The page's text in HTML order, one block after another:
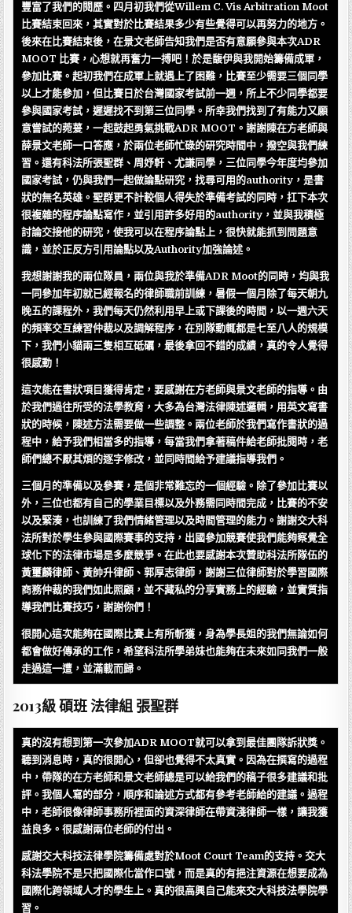
豐富了我們的閱歷。四月初我們從Willem C. Vis Arbitration Moot
比賽結束回來，其實對於比賽結果多少有些覺得可以再努力的地方。
後來在比賽結束後，在景文老師告知我們是否有意願參與本次ADR
MOOT 比賽，心想就再奮力一搏吧！於是馥伊與我開始籌備成軍，
參加比賽。起初我們在成軍上就遇上了困難，比賽至少需要三個同學
以上才能參加，但比賽日於台灣國家考試前一週，所上不少同學都要
參與國家考試，遲遲找不到第三位同學。所幸我們找到了有能力又願
意嘗試的菀萲，一起鼓起勇氣挑戰ADR MOOT。謝謝陳在方老師與
薛景文老師一口答應，於兩位老師忙碌的研究時間中，撥空與我們練
習。還有科法所張聖群、周妤軒、尤謙同學，三位同學今年度均參加
國家考試，仍與我們一起做論點研究，找尋可用的authority，是書
狀的無名英雄。聖群更不計較個人得失於準備考試的同時，扛下本次
很複雜的程序論點寫作，並引用許多好用的authority，並與我積極
討論交接他的研究，使我可以在程序論點上，很快就能抓到問題意
識，並於正反方引用論點以及Authority加強論述。
我想謝謝我的兩位隊員，兩位與我於準備ADR Moot的同時，均與我
一同參加年初就已經報名的律師職前訓練，暑假一個月除了每天朝九
晚五的課程外，我們每天仍然利用早上或下課後的時間，以一週六天
的頻率交互練習仲裁以及調解程序，在別隊動輒都是七至八人的規模
下，我們小貓兩三隻相互砥礪，最後拿回不錯的成績，真的令人覺得
很感動！
這次能在書狀項目獲得肯定，要感謝在方老師與景文老師的指導。由
於我們過往所受的法學教育，大多為台灣法律陳述邏輯，用英文寫書
狀的時候，陳述方法需要做一些調整。兩位老師於我們寫作書狀的過
程中，給予我們相當多的指導，每當我們拿著稿件給老師批閱時，老
師們總不厭其煩的逐字修改，並同時間給予建議指導我們。
三個月的準備以及參賽，是個非常難忘的一個經驗。除了參加比賽以
外，三位也都有自己的學業目標以及外務需同時間完成，比賽的不安
以及緊湊，也訓練了我們情緒管理以及時間管理的能力。謝謝交大科
法所對於學生參與國際賽事的支持，出國參加競賽使我們能夠察覺全
球化下的法律市場是多麼競爭。在此也要感謝本次贊助科法所隊伍的
黃璽麟律師、黃帥升律師、郭厚志律師，謝謝三位律師對於學習國際
商務仲裁的我們如此照顧，並不藏私的分享實務上的經驗，並實質指
導我們比賽技巧，謝謝你們！
很開心這次能夠在國際比賽上有所斬獲，身為學長姐的我們無論如何
都會做好傳承的工作，希望科法所學弟妹也能夠在未來如同我們一般
走過這一遭，並滿載而歸。
2013級 碩班 法律組 張聖群
真的沒有想到第一次參加ADR MOOT就可以拿到最佳團隊訴狀獎。
聽到消息時，真的很開心，但卻也覺得不太真實。因為在撰寫的過程
中，帶隊的在方老師和景文老師總是可以給我們的稿子很多建議和批
評。我個人寫的部分，順序和論述方式都有參考老師給的建議。過程
中，老師很像律師事務所裡面的資深律師在帶資淺律師一樣，讓我獲
益良多。很感謝兩位老師的付出。
感謝交大科技法律學院籌備處對於Moot Court Team的支持。交大
科法學院不是只把國際化當作口號，而是真的有挹注資源在想要成為
國際化跨領域人才的學生上。真的很高興自己能來交大科技法學院學
習。